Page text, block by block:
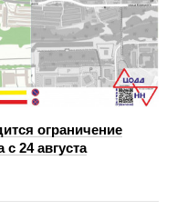
ограничение
24 августа